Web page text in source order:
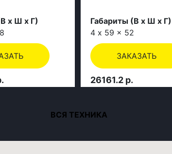
х Ш х Г)
Габариты (В х Ш х Г)
4 x 59 x 52
ЗАКАЗАТЬ
26161.2 р.
ВСЯ ТЕХНИКА